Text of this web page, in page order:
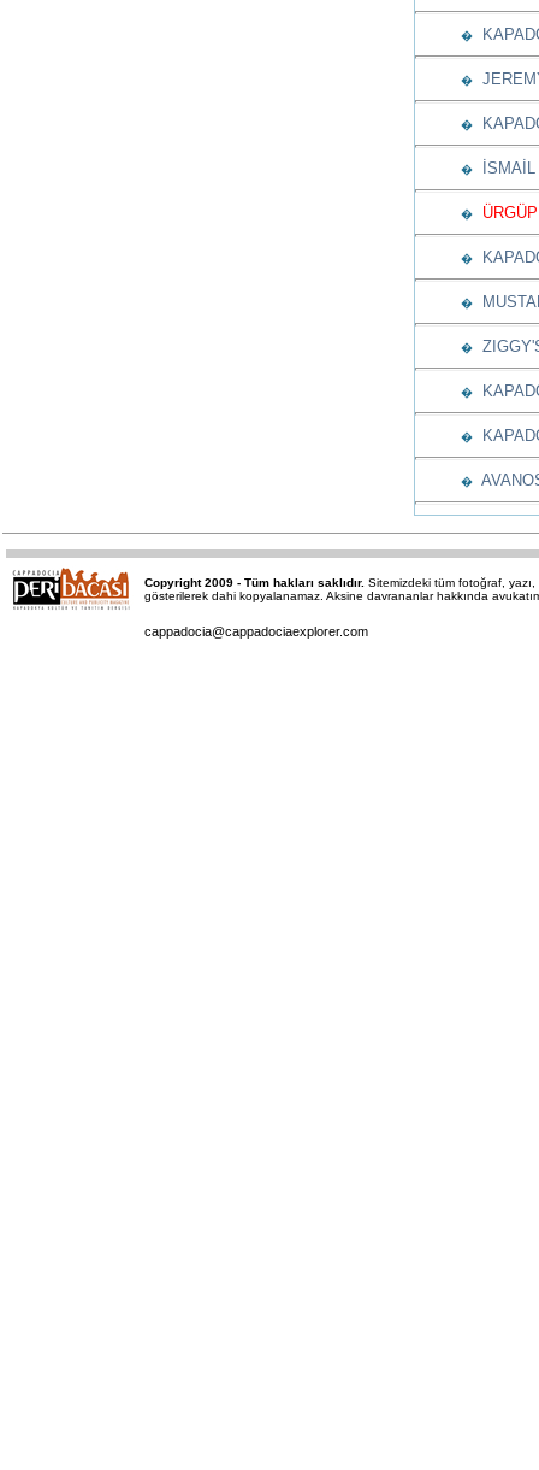
�
�
�
� İSMAİL
�
�
�
�
�
�
�
Copyright 2009 - Tüm hakları saklıdır. Sitemizdeki tüm fotoğraf,
gösterilerek dahi kopyalanamaz. Aksine davrananlar hakkında
cappadocia@cappadociaexplorer.com